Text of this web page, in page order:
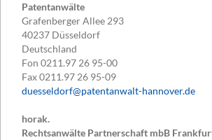
Patentanwälte
Grafenberger Allee 293
40237 Düsseldorf
Deutschland
Fon 0211.97 26 95-00
Fax0211.97 26 95-09
duesseldorf@patentanwalt-hannover.de
horak.
Rechtsanwälte Partnerschaft mbB